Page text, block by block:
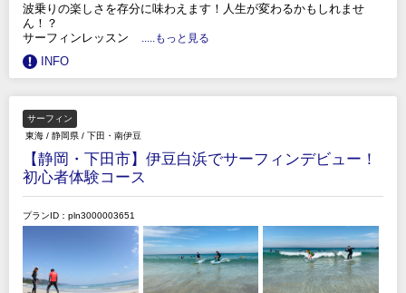
波乗りの楽しさを存分に味わえます！人生が変わるかもしれませ
ん！？
サーフィンレッスン
.....もっと見る
INFO
サーフィン
東海 / 静岡県 / 下田・南伊豆
【静岡・下田市】伊豆白浜でサーフィンデビュー！
初心者体験コース
プランID：pln3000003651